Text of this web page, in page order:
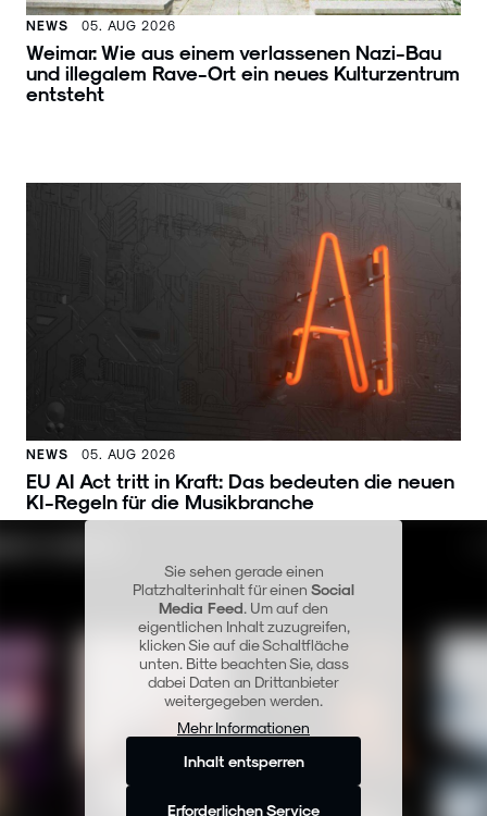
NEWS 05. AUG 2026
Weimar: Wie aus einem verlassenen Nazi-Bau
und illegalem Rave-Ort ein neues Kulturzentrum
entsteht
NEWS 05. AUG 2026
EU AI Act tritt in Kraft: Das bedeuten die neuen
KI-Regeln für die Musikbranche
Sie sehen gerade einen
Platzhalterinhalt für einen Social
Media Feed. Um auf den
eigentlichen Inhalt zuzugreifen,
klicken Sie auf die Schaltfläche
unten. Bitte beachten Sie, dass
dabei Daten an Drittanbieter
weitergegeben werden.
Mehr Informationen
Inhalt entsperren
Erforderlichen Service